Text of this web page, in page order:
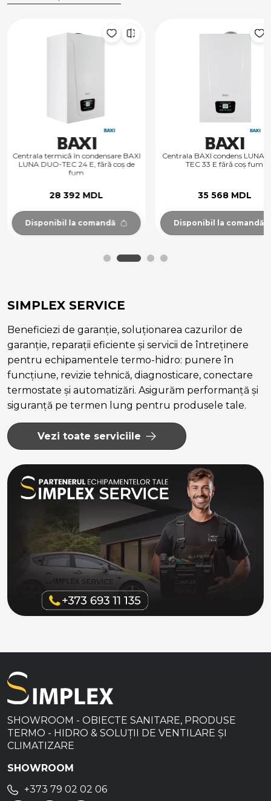
Centrala termică în condensare BAXI
LUNA DUO-TEC 24 E, fără coș de
fum
28 392 MDL
Disponibil la comandă
Centrala BAXI condens LUNA
TEC 33 E fără coș fum
35 568 MDL
Disponibil la comandă
SIMPLEX SERVICE
Beneficiezi de garanție, soluționarea cazurilor de
garanție, reparații eficiente și servicii de întreținere
pentru echipamentele termo-hidro: punere în
funcțiune, revizie tehnică, diagnosticare, conectare
termostate și automatizări. Asigurăm performanță și
siguranță pe termen lung pentru produsele tale.
Vezi toate serviciile
SHOWROOM - OBIECTE SANITARE, PRODUSE
TERMO - HIDRO & SOLUȚII DE VENTILARE ȘI
CLIMATIZARE
SHOWROOM
+373 79 02 02 06